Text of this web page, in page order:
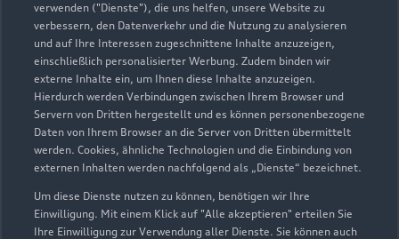
verwenden ("Dienste"), die uns helfen, unsere Website zu
verbessern, den Datenverkehr und die Nutzung zu analysieren
und auf Ihre Interessen zugeschnittene Inhalte anzuzeigen,
einschließlich personalisierter Werbung. Zudem binden wir
externe Inhalte ein, um Ihnen diese Inhalte anzuzeigen.
Hierdurch werden Verbindungen zwischen Ihrem Browser und
Servern von Dritten hergestellt und es können personenbezogene
Daten von Ihrem Browser an die Server von Dritten übermittelt
werden. Cookies, ähnliche Technologien und die Einbindung von
externen Inhalten werden nachfolgend als „Dienste“ bezeichnet.
Um diese Dienste nutzen zu können, benötigen wir Ihre
Einwilligung. Mit einem Klick auf "Alle akzeptieren" erteilen Sie
Ihre Einwilligung zur Verwendung aller Dienste. Sie können auch
Ludwigsstädter Straße 8
96317 Kronach